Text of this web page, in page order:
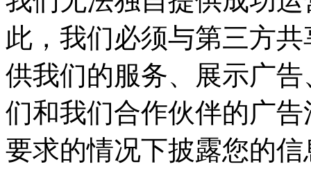
此，我们必须与第三方
供我们的服务、展示广
们和我们合作伙伴的广
要求的情况下披露您的